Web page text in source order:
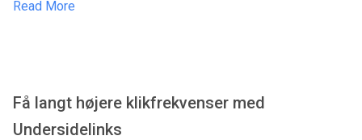
Read More
Få langt højere klikfrekvenser med
Undersidelinks